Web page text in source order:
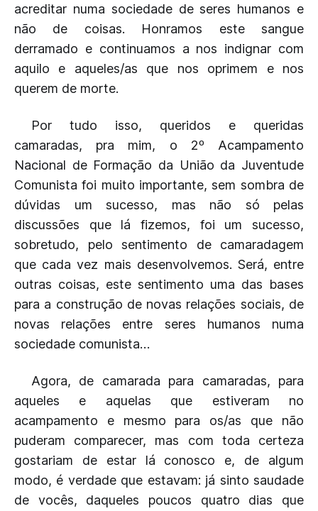
acreditar numa sociedade de seres humanos e
não de coisas. Honramos este sangue
derramado e continuamos a nos indignar com
aquilo e aqueles/as que nos oprimem e nos
querem de morte.
Por tudo isso, queridos e queridas
camaradas, pra mim, o 2º Acampamento
Nacional de Formação da União da Juventude
Comunista foi muito importante, sem sombra de
dúvidas um sucesso, mas não só pelas
discussões que lá fizemos, foi um sucesso,
sobretudo, pelo sentimento de camaradagem
que cada vez mais desenvolvemos. Será, entre
outras coisas, este sentimento uma das bases
para a construção de novas relações sociais, de
novas relações entre seres humanos numa
sociedade comunista…
Agora, de camarada para camaradas, para
aqueles e aquelas que estiveram no
acampamento e mesmo para os/as que não
puderam comparecer, mas com toda certeza
gostariam de estar lá conosco e, de algum
modo, é verdade que estavam: já sinto saudade
de vocês, daqueles poucos quatro dias que